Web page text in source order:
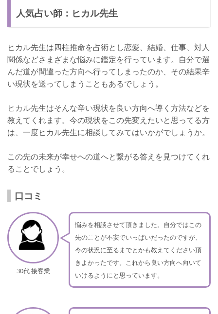
人気占い師：ヒカル先生
ヒカル先生は四柱推命を占術とし恋愛、結婚、仕事、対人
関係などさまざまな悩みに鑑定を行っています。自分で選
んだ道が間違った方向へ行ってしまったのか、その結果辛
い現状を送ってしまうこともあるでしょう。
ヒカル先生はそんな辛い現状を良い方向へ導く方法などを
教えてくれます。今の現状をこの先変えたいと思ってる方
は、一度ヒカル先生に相談してみてはいかがでしょうか。
この先の未来が幸せへの道へと繋がる答えを見つけてくれ
ることでしょう。
口コミ
30代 接客業
悩みを相談させて頂きました。自分ではこの
先のことが不安でいっぱいだったのですが、
今の状況に至るまでとかも教えてください頂
きよかったです。これから良い方向へ向いて
いけるようにと思っています。